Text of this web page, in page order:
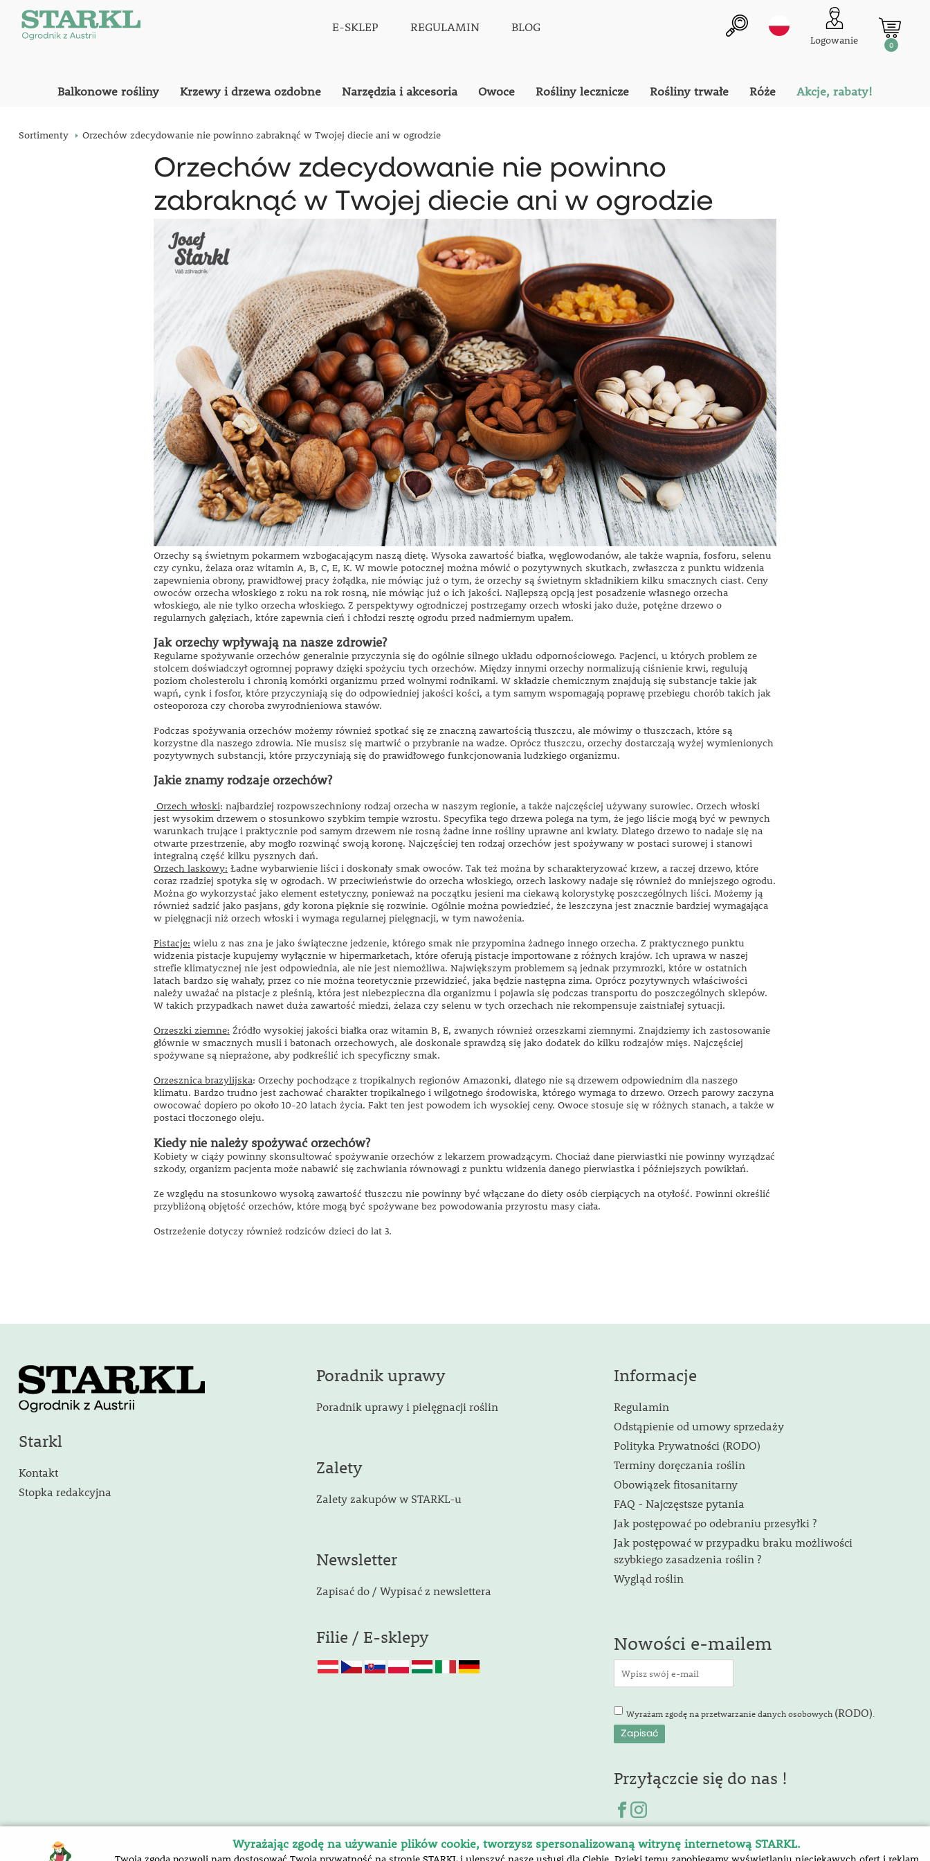
E-SKLEP REGULAMIN BLOG
Logowanie 0
Balkonowe rośliny Krzewy i drzewa ozdobne Narzędzia i akcesoria Owoce Rośliny lecznicze Rośliny trwałe Róże Akcje, rabaty!
Sortimenty Orzechów zdecydowanie nie powinno zabraknąć w Twojej diecie ani w ogrodzie
Orzechów zdecydowanie nie powinno
zabraknąć w Twojej diecie ani w ogrodzie
Orzechy są świetnym pokarmem wzbogacającym naszą dietę. Wysoka zawartość białka, węglowodanów, ale także wapnia, fosforu, selenu
czy cynku, żelaza oraz witamin A, B, C, E, K. W mowie potocznej można mówić o pozytywnych skutkach, zwłaszcza z punktu widzenia
zapewnienia obrony, prawidłowej pracy żołądka, nie mówiąc już o tym, że orzechy są świetnym składnikiem kilku smacznych ciast. Ceny
owoców orzecha włoskiego z roku na rok rosną, nie mówiąc już o ich jakości. Najlepszą opcją jest posadzenie własnego orzecha
włoskiego, ale nie tylko orzecha włoskiego. Z perspektywy ogrodniczej postrzegamy orzech włoski jako duże, potężne drzewo o
regularnych gałęziach, które zapewnia cień i chłodzi resztę ogrodu przed nadmiernym upałem.
Jak orzechy wpływają na nasze zdrowie?
Regularne spożywanie orzechów generalnie przyczynia się do ogólnie silnego układu odpornościowego. Pacjenci, u których problem ze
stolcem doświadczył ogromnej poprawy dzięki spożyciu tych orzechów. Między innymi orzechy normalizują ciśnienie krwi, regulują
poziom cholesterolu i chronią komórki organizmu przed wolnymi rodnikami. W składzie chemicznym znajdują się substancje takie jak
wapń, cynk i fosfor, które przyczyniają się do odpowiedniej jakości kości, a tym samym wspomagają poprawę przebiegu chorób takich jak
osteoporoza czy choroba zwyrodnieniowa stawów.
Podczas spożywania orzechów możemy również spotkać się ze znaczną zawartością tłuszczu, ale mówimy o tłuszczach, które są
korzystne dla naszego zdrowia. Nie musisz się martwić o przybranie na wadze. Oprócz tłuszczu, orzechy dostarczają wyżej wymienionych
pozytywnych substancji, które przyczyniają się do prawidłowego funkcjonowania ludzkiego organizmu.
Jakie znamy rodzaje orzechów?
Orzech włoski: najbardziej rozpowszechniony rodzaj orzecha w naszym regionie, a także najczęściej używany surowiec. Orzech włoski
jest wysokim drzewem o stosunkowo szybkim tempie wzrostu. Specyfika tego drzewa polega na tym, że jego liście mogą być w pewnych
warunkach trujące i praktycznie pod samym drzewem nie rosną żadne inne rośliny uprawne ani kwiaty. Dlatego drzewo to nadaje się na
otwarte przestrzenie, aby mogło rozwinąć swoją koronę. Najczęściej ten rodzaj orzechów jest spożywany w postaci surowej i stanowi
integralną część kilku pysznych dań.
Orzech laskowy: Ładne wybarwienie liści i doskonały smak owoców. Tak też można by scharakteryzować krzew, a raczej drzewo, które
coraz rzadziej spotyka się w ogrodach. W przeciwieństwie do orzecha włoskiego, orzech laskowy nadaje się również do mniejszego ogrodu.
Można go wykorzystać jako element estetyczny, ponieważ na początku jesieni ma ciekawą kolorystykę poszczególnych liści. Możemy ją
również sadzić jako pasjans, gdy korona pięknie się rozwinie. Ogólnie można powiedzieć, że leszczyna jest znacznie bardziej wymagająca
w pielęgnacji niż orzech włoski i wymaga regularnej pielęgnacji, w tym nawożenia.
Pistacje: wielu z nas zna je jako świąteczne jedzenie, którego smak nie przypomina żadnego innego orzecha. Z praktycznego punktu
widzenia pistacje kupujemy wyłącznie w hipermarketach, które oferują pistacje importowane z różnych krajów. Ich uprawa w naszej
strefie klimatycznej nie jest odpowiednia, ale nie jest niemożliwa. Największym problemem są jednak przymrozki, które w ostatnich
latach bardzo się wahały, przez co nie można teoretycznie przewidzieć, jaka będzie następna zima. Oprócz pozytywnych właściwości
należy uważać na pistacje z pleśnią, która jest niebezpieczna dla organizmu i pojawia się podczas transportu do poszczególnych sklepów.
W takich przypadkach nawet duża zawartość miedzi, żelaza czy selenu w tych orzechach nie rekompensuje zaistniałej sytuacji.
Orzeszki ziemne: Źródło wysokiej jakości białka oraz witamin B, E, zwanych również orzeszkami ziemnymi. Znajdziemy ich zastosowanie
głównie w smacznych musli i batonach orzechowych, ale doskonale sprawdzą się jako dodatek do kilku rodzajów mięs. Najczęściej
spożywane są nieprażone, aby podkreślić ich specyficzny smak.
Orzesznica brazylijska: Orzechy pochodzące z tropikalnych regionów Amazonki, dlatego nie są drzewem odpowiednim dla naszego
klimatu. Bardzo trudno jest zachować charakter tropikalnego i wilgotnego środowiska, którego wymaga to drzewo. Orzech parowy zaczyna
owocować dopiero po około 10-20 latach życia. Fakt ten jest powodem ich wysokiej ceny. Owoce stosuje się w różnych stanach, a także w
postaci tłoczonego oleju.
Kiedy nie należy spożywać orzechów?
Kobiety w ciąży powinny skonsultować spożywanie orzechów z lekarzem prowadzącym. Chociaż dane pierwiastki nie powinny wyrządzać
szkody, organizm pacjenta może nabawić się zachwiania równowagi z punktu widzenia danego pierwiastka i późniejszych powikłań.
Ze względu na stosunkowo wysoką zawartość tłuszczu nie powinny być włączane do diety osób cierpiących na otyłość. Powinni określić
przybliżoną objętość orzechów, które mogą być spożywane bez powodowania przyrostu masy ciała.
Ostrzeżenie dotyczy również rodziców dzieci do lat 3.
Starkl
Kontakt
Stopka redakcyjna
Poradnik uprawy
Poradnik uprawy i pielęgnacji roślin
Zalety
Zalety zakupów w STARKL-u
Newsletter
Zapisać do / Wypisać z newslettera
Filie / E-sklepy
Informacje
Regulamin
Odstąpienie od umowy sprzedaży
Polityka Prywatności (RODO)
Terminy doręczania roślin
Obowiązek fitosanitarny
FAQ - Najczęstsze pytania
Jak postępować po odebraniu przesyłki ?
Jak postępować w przypadku braku możliwości
szybkiego zasadzenia roślin ?
Wygląd roślin
Nowości e-mailem
Wyrażam zgodę na przetwarzanie danych osobowych (RODO)
Przyłączcie się do nas !
Wyrażając zgodę na używanie plików cookie, tworzysz spersonalizowaną witrynę internetową STARKL.